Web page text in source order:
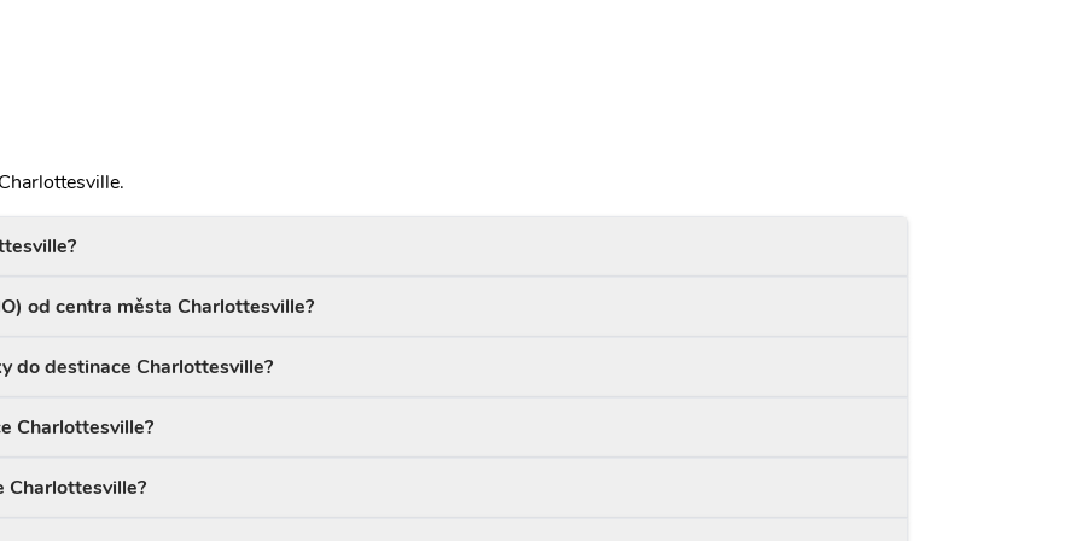
od centra města Charlottesville?
do destinace Charlottesville?
Charlottesville?
Charlottesville?